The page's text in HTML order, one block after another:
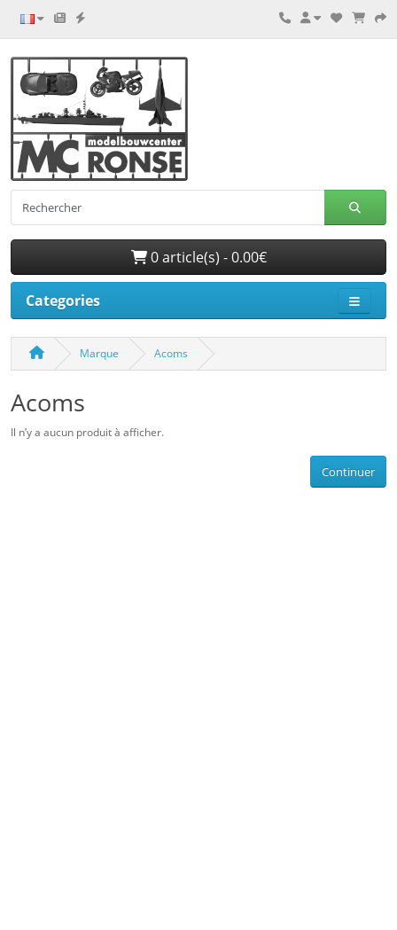
0 article(s) - 0.00€
Categories
Marque Acoms
Acoms
Il n’y a aucun produit à afficher.
Continuer